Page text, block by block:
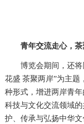
青年交流走心，
博览会期间，还
花盛 茶聚两岸”为主题
种形式，增进两岸青
科技与文化交流领域
护、传承与弘扬中华文